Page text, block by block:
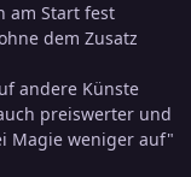
am Start fest
dem Zusatz
andere Künste
preiswerter und
Magie weniger auf"